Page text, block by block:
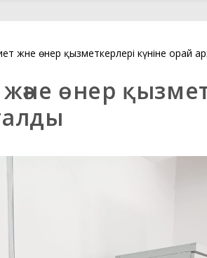
және өнер қызметкерлері күніне орай
өнер